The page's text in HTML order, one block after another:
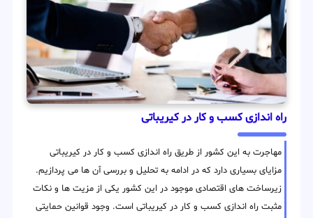
راه اندازی کسب و کار در کیریباتی
مهاجرت به این کشور از طریق راه اندازی کسب و کار در کیریباتی
مزایای بسیاری دارد که در ادامه به تحلیل و بررسی آن ها می پردازیم.
زیرساخت های اقتصادی موجود در این کشور یکی از مزیت ها و نکات
مثبت راه اندازی کسب و کار در کیریباتی است. وجود قوانین حمایتی